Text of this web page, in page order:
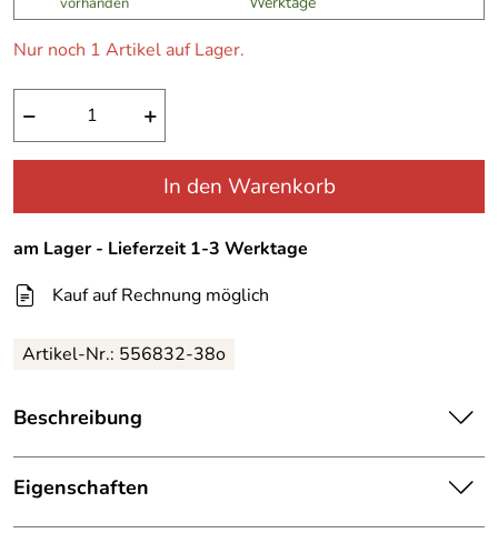
Nur noch 1 Artikel auf Lager.
− +
In den Warenkorb
am Lager - Lieferzeit 1-3 Werktage
Kauf auf Rechnung möglich
Artikel-Nr.: 556832-38o
Beschreibung
Damen Capri Hose
-krempelbar
Eigenschaften